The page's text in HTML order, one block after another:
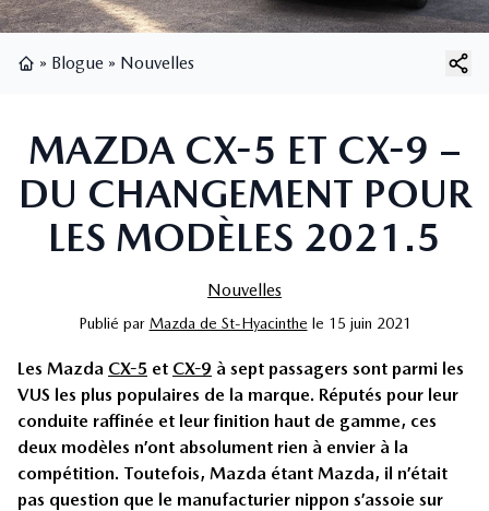
» Blogue » Nouvelles
MAZDA CX-5 ET CX-9 –
DU CHANGEMENT POUR
LES MODÈLES 2021.5
Nouvelles
Publié par Mazda de St-Hyacinthe le 15 juin 2021
Les Mazda CX-5 et CX-9 à sept passagers sont parmi les
VUS les plus populaires de la marque. Réputés pour leur
conduite raffinée et leur finition haut de gamme, ces
deux modèles n’ont absolument rien à envier à la
compétition. Toutefois, Mazda étant Mazda, il n’était
pas question que le manufacturier nippon s’assoie sur